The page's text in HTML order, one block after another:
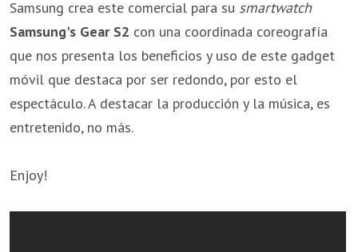
Samsung crea este comercial para su smartwatch
Samsung's Gear S2 con una coordinada coreografía
que nos presenta los beneficios y uso de este gadget
móvil que destaca por ser redondo, por esto el
espectáculo. A destacar la producción y la música, es
entretenido, no más.
Enjoy!